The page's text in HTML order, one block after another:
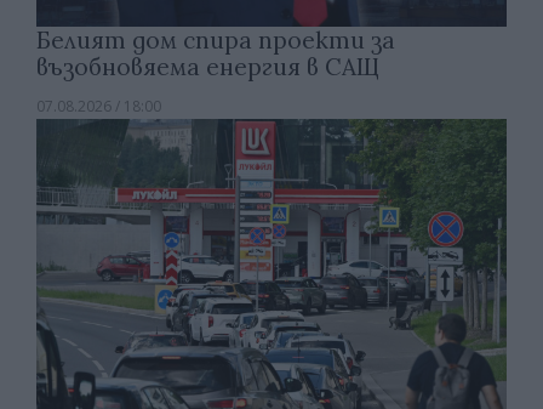
Белият дом спира проекти за
възобновяема енергия в САЩ
07.08.2026 / 18:00